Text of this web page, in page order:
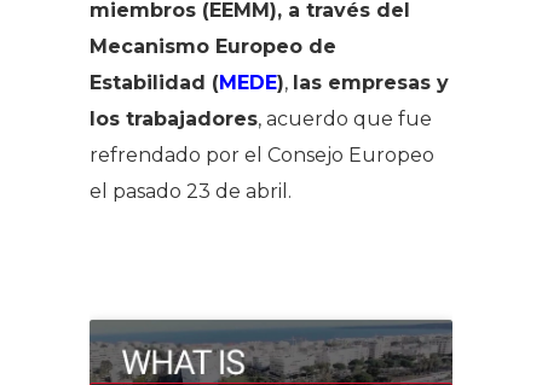
miembros (EEMM), a través del
Mecanismo Europeo de
Estabilidad (MEDE), las empresas y
los trabajadores, acuerdo que fue
refrendado por el Consejo Europeo
el pasado 23 de abril.